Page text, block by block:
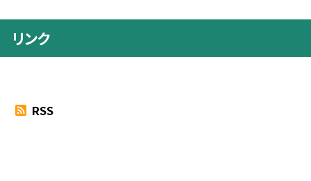
リンク
RSS